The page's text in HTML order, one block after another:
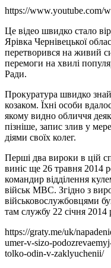
https://www.youtube.com/
Це відео швидко стало
Ярівка Чернівецької
перетворився на живий
перемоги на хвилі
Ради.
Прокуратура швидко
козаком. Їхні особи
якому видно обличчя
пізніше, запис злив у
діями своїх колег.
Перші два вироки в цій
виніс ще 26 травня 2014
командир відділення
військ МВС. Згідно з
військовослужбовцями
там службу 22 січня 2014
https://graty.me/uk/
umer-v-sizo-
tolko-odin-v-zaklyuchenii/